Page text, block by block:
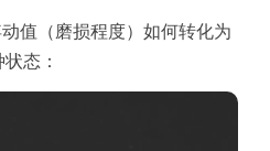
值（磨损程度）如何转化为
态：